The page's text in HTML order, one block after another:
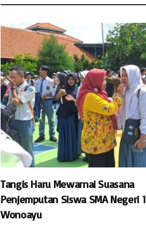
Tangis Haru Mewarnai Suasana
Penjemputan Siswa SMA Negeri 1
Wonoayu